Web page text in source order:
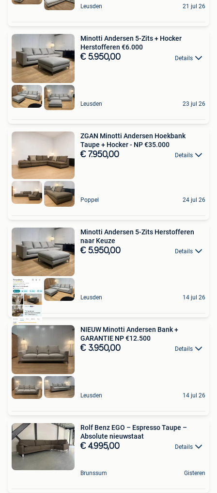
Leusden 21 jul 26
Minotti Andersen 5-Zits + Hocker
Herstofferen €6.000
€ 5.950,00 Details
Leusden 23 jul 26
ZGAN Minotti Andersen Hoekbank
Taupe + Hocker - NP €35.000
€ 7.950,00 Details
Poppel 24 jul 26
Minotti Andersen 5-Zits Herstofferen
naar Keuze
€ 5.950,00 Details
Leusden 14 jul 26
NIEUW Minotti Andersen Bank +
GARANTIE NP €12.500
€ 3.950,00 Details
Leusden 14 jul 26
Rolf Benz EGO – Espresso Taupe –
Absolute nieuwstaat
€ 4.995,00 Details
Brunssum Gisteren